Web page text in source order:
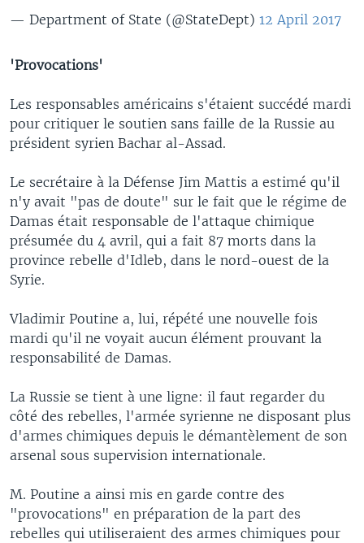
— Department of State (@StateDept) 12 April 2017
'Provocations'
Les responsables américains s'étaient succédé mardi
pour critiquer le soutien sans faille de la Russie au
président syrien Bachar al-Assad.
Le secrétaire à la Défense Jim Mattis a estimé qu'il
n'y avait "pas de doute" sur le fait que le régime de
Damas était responsable de l'attaque chimique
présumée du 4 avril, qui a fait 87 morts dans la
province rebelle d'Idleb, dans le nord-ouest de la
Syrie.
Vladimir Poutine a, lui, répété une nouvelle fois
mardi qu'il ne voyait aucun élément prouvant la
responsabilité de Damas.
La Russie se tient à une ligne: il faut regarder du
côté des rebelles, l'armée syrienne ne disposant plus
d'armes chimiques depuis le démantèlement de son
arsenal sous supervision internationale.
M. Poutine a ainsi mis en garde contre des
"provocations" en préparation de la part des
rebelles qui utiliseraient des armes chimiques pour